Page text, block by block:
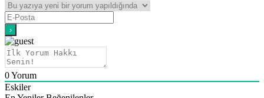
0Yorum
Eskiler